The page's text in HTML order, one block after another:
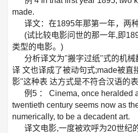
made.
译文：在1895年那第一年，两
(试比较电影问世的那一年,即
类型的电影。)
分析译文为"搬字过纸"式的机
译 文也译成了被动句式;made被直
影"这种表 达方式是不符合汉语的表
例5 ： Cinema, once heralded
twentieth century seems now as
numerically, to be a decadent art.
译文电影,一度被欢呼为20世纪